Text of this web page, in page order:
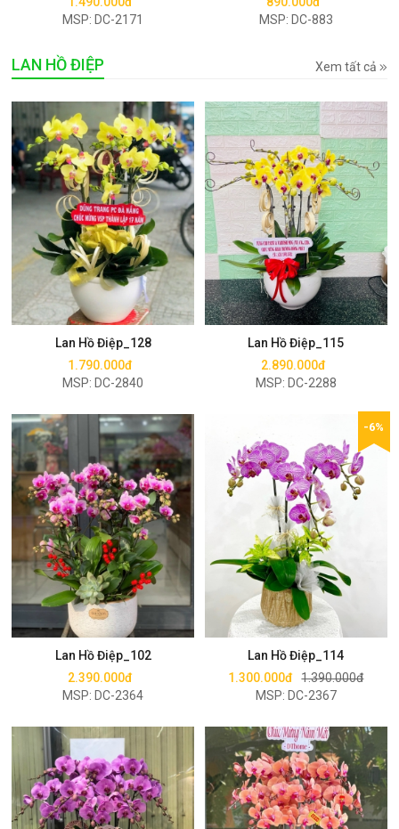
MSP: DC-2171
MSP: DC-883
LAN HỒ ĐIỆP Xem tất cả
Lan Hồ Điệp_128
1.790.000đ
MSP: DC-2840
Mua ngay
Lan Hồ Điệp_115
2.890.000đ
MSP: DC-2288
Mua ngay
Lan Hồ Điệp_102
2.390.000đ
MSP: DC-2364
Mua ngay
Lan Hồ Điệp_114
1.300.000đ 1.390.000đ
MSP: DC-2367
-6%
Mua ngay